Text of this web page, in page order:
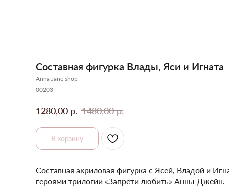
Составная фигурка Влады, Яси и Игната
Anna Jane shop
00203
1280,00 р. 1480,00 р.
В корзину
Составная акриловая фигурка с Ясей, Владой и
героями трилогии «Запрети любить» Анны Джейн.